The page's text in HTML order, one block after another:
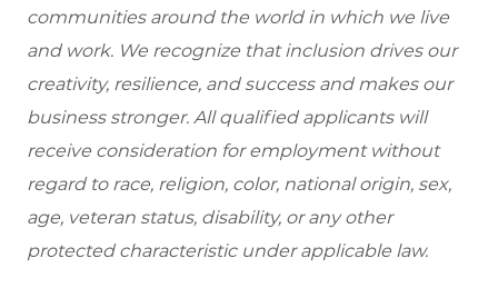
communities around the world in which we live
and work. We recognize that inclusion drives our
creativity, resilience, and success and makes our
business stronger. All qualified applicants will
receive consideration for employment without
regard to race, religion, color, national origin, sex,
age, veteran status, disability, or any other
protected characteristic under applicable law.